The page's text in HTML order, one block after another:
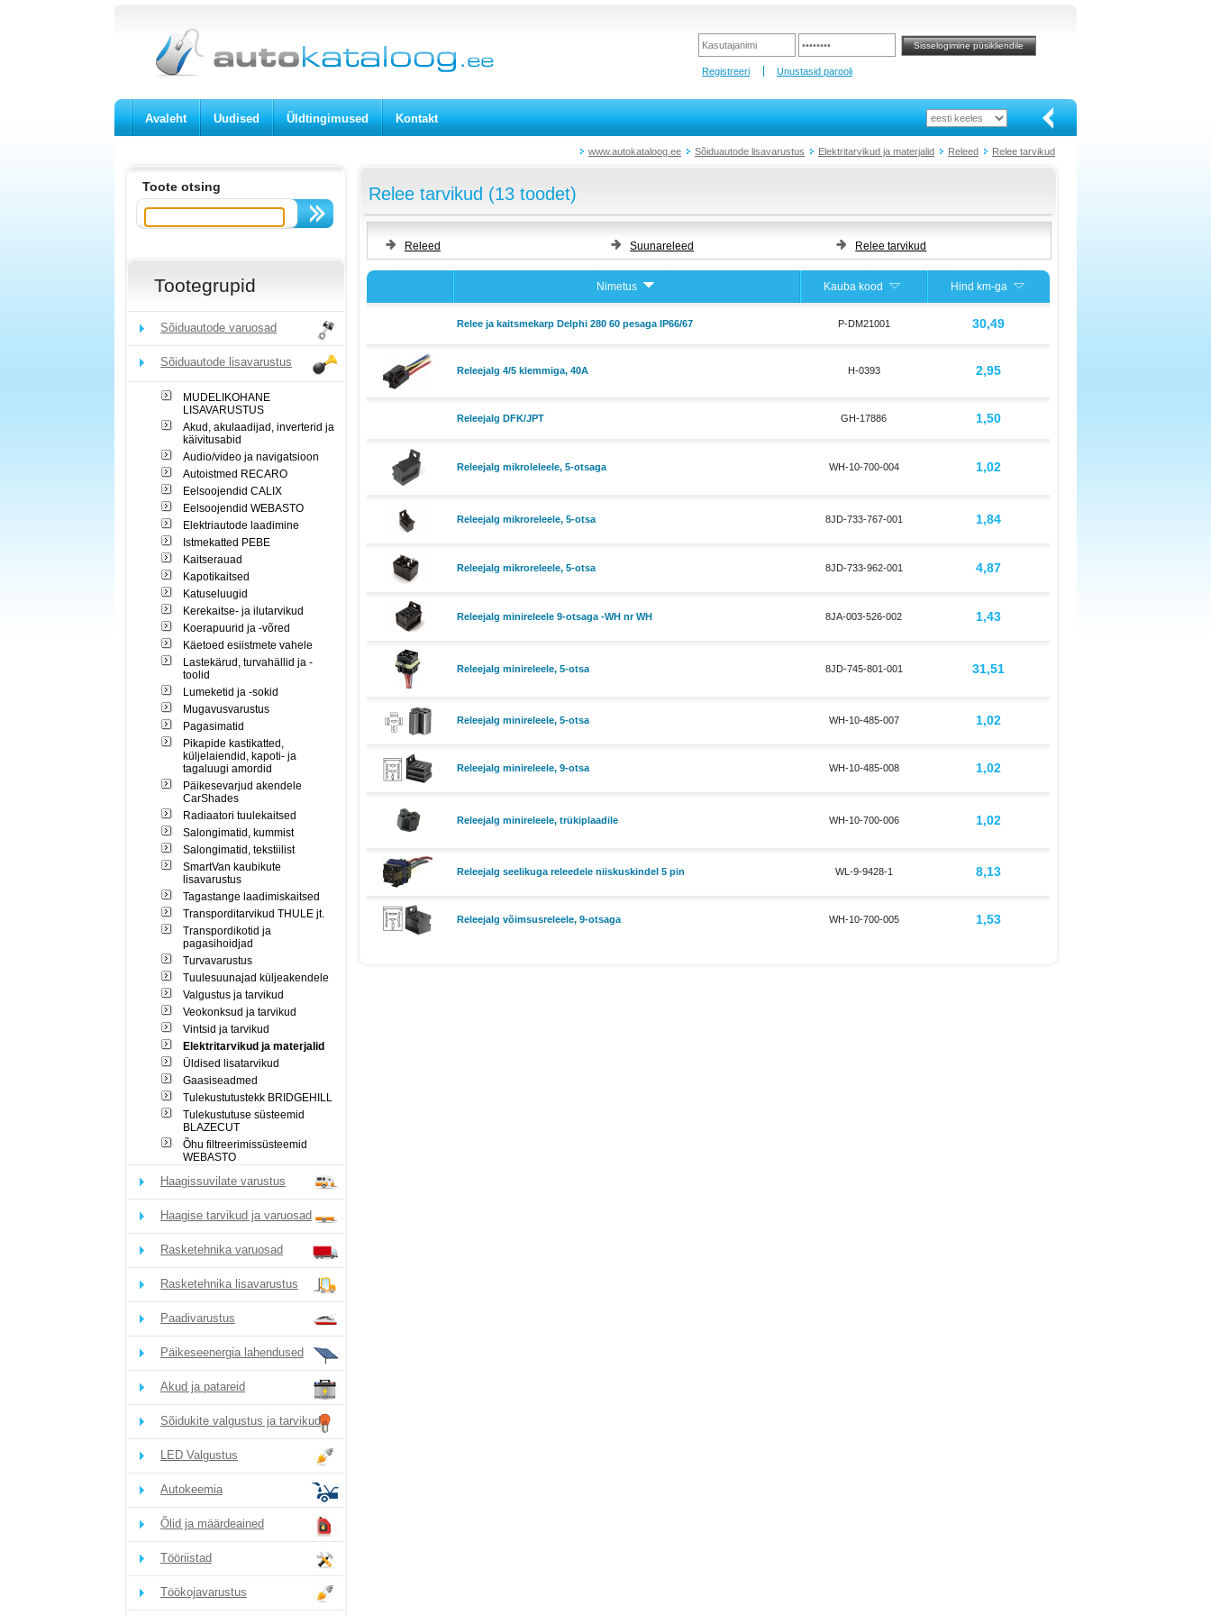
Registreeri Unustasid parooli
Avaleht Uudised Üldtingimused Kontakt
www.autokataloog.ee Sõiduautode lisavarustus Elektritarvikud ja materjalid Releed Relee tarvikud
Toote otsing
Tootegrupid
Sõiduautode varuosad
Sõiduautode lisavarustus
MUDELIKOHANE
LISAVARUSTUS
Akud, akulaadijad, inverterid ja
käivitusabid
Audio/video ja navigatsioon
Autoistmed RECARO
Eelsoojendid CALIX
Eelsoojendid WEBASTO
Elektriautode laadimine
Istmekatted PEBE
Kaitserauad
Kapotikaitsed
Katuseluugid
Kerekaitse- ja ilutarvikud
Koerapuurid ja -võred
Käetoed esiistmete vahele
Lastekärud, turvahällid ja -
toolid
Lumeketid ja -sokid
Mugavusvarustus
Pagasimatid
Pikapide kastikatted,
küljelaiendid, kapoti- ja
tagaluugi amordid
Päikesevarjud akendele
CarShades
Radiaatori tuulekaitsed
Salongimatid, kummist
Salongimatid, tekstiilist
SmartVan kaubikute
lisavarustus
Tagastange laadimiskaitsed
Transporditarvikud THULE jt.
Transpordikotid ja
pagasihoidjad
Turvavarustus
Tuulesuunajad küljeakendele
Valgustus ja tarvikud
Veokonksud ja tarvikud
Vintsid ja tarvikud
Elektritarvikud ja materjalid
Üldised lisatarvikud
Gaasiseadmed
Tulekustutustekk BRIDGEHILL
Tulekustutuse süsteemid
BLAZECUT
Õhu filtreerimissüsteemid
WEBASTO
Haagissuvilate varustus
Haagise tarvikud ja varuosad
Rasketehnika varuosad
Rasketehnika lisavarustus
Paadivarustus
Päikeseenergia lahendused
Akud ja patareid
Sõidukite valgustus ja tarvikud
LED Valgustus
Autokeemia
Õlid ja määrdeained
Tööriistad
Töökojavarustus
Relee tarvikud (13 toodet)
Releed Suunareleed Relee tarvikud
Nimetus Kauba kood Hind km-ga
Relee ja kaitsmekarp Delphi 280 60 pesaga IP66/67 P-DM21001 30,49
Releejalg 4/5 klemmiga, 40A H-0393 2,95
Releejalg DFK/JPT GH-17886 1,50
Releejalg mikroleleele, 5-otsaga WH-10-700-004 1,02
Releejalg mikroreleele, 5-otsa 8JD-733-767-001 1,84
Releejalg mikroreleele, 5-otsa 8JD-733-962-001 4,87
Releejalg minireleele 9-otsaga -WH nr WH 8JA-003-526-002 1,43
Releejalg minireleele, 5-otsa 8JD-745-801-001 31,51
Releejalg minireleele, 5-otsa WH-10-485-007 1,02
Releejalg minireleele, 9-otsa WH-10-485-008 1,02
Releejalg minireleele, trükiplaadile WH-10-700-006 1,02
Releejalg seelikuga releedele niiskuskindel 5 pin WL-9-9428-1 8,13
Releejalg võimsusreleele, 9-otsaga WH-10-700-005 1,53